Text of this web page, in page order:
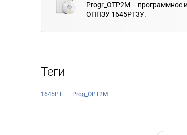
Progr_OTP2M – программное
ОППЗУ 1645РТ3У.
Теги
1645РТ Prog_OPT2M